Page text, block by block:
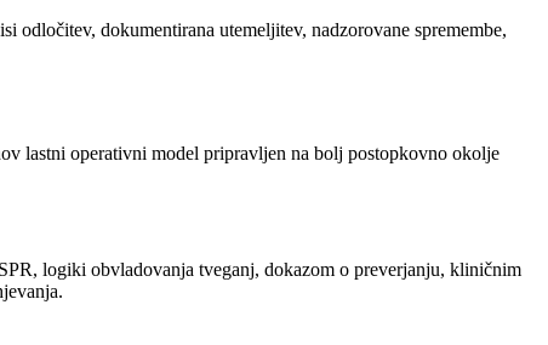
odločitev, dokumentirana utemeljitev, nadzorovane spremembe,
lastni operativni model pripravljen na bolj postopkovno okolje
logiki obvladovanja tveganj, dokazom o preverjanju, kliničnim